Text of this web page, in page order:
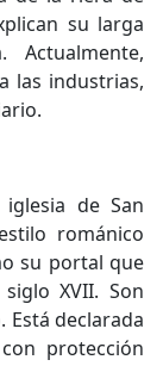
su larga
las industrias,
de San
románico
su portal que
XVII. Son
Está declarada
protección